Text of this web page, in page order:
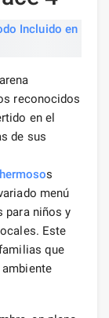
reconocidos
en el
de sus
hermosos
menú
para niños y
Este
que